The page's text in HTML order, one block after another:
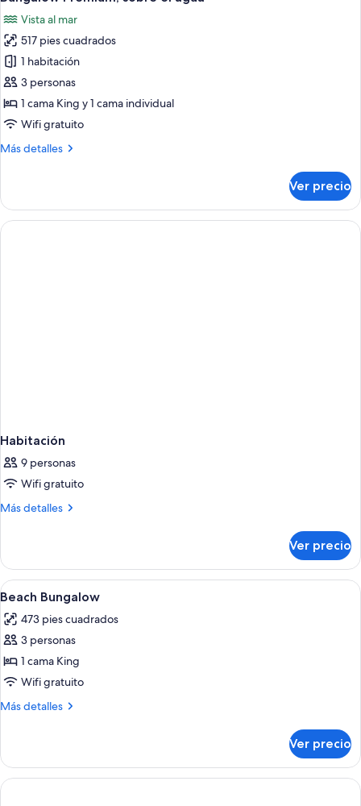
área
del
jardín
todas
las
fotos
de
Bungalow
Premium,
sobre
agua
Vista al mar
517 pies cuadrados
1 habitación
3 personas
1 cama King y 1 cama individual
Wifi gratuito
Más detalles
Más
Premium,
sobre
el
Ver precio
Habitación
9 personas
Wifi gratuito
Más detalles
Más
Ver precio
Abrir
todas
las
fotos
de
Beach
Bungalow
Ropa de cama de alta calidad y
2
Beach Bungalow
473 pies cuadrados
3 personas
1 cama King
Wifi gratuito
Más detalles
Más
Bungalow
Ver precio